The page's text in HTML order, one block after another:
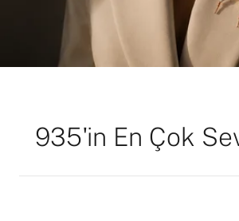
935'in En Çok